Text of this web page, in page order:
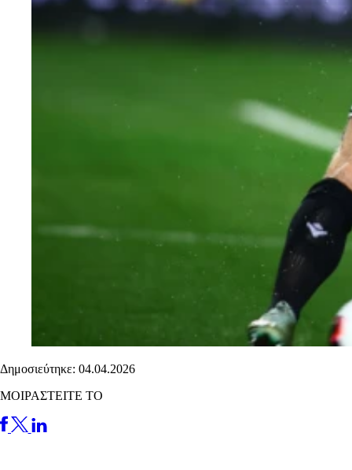
Δημοσιεύτηκε: 04.04.2026
ΜΟΙΡΑΣΤΕΙΤΕ ΤΟ